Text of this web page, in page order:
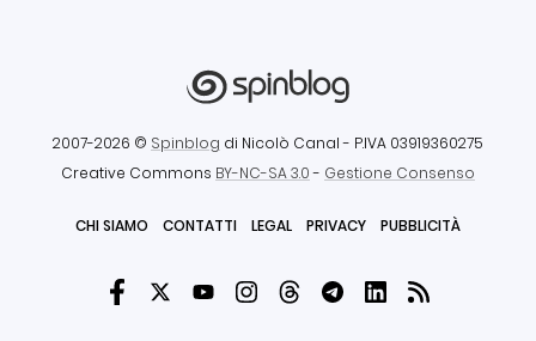
2007-2026 © Spinblog di Nicolò Canal - P.IVA 03919360275
Creative Commons BY-NC-SA 3.0- Gestione Consenso
CHI SIAMO CONTATTI LEGAL PRIVACY PUBBLICITÀ